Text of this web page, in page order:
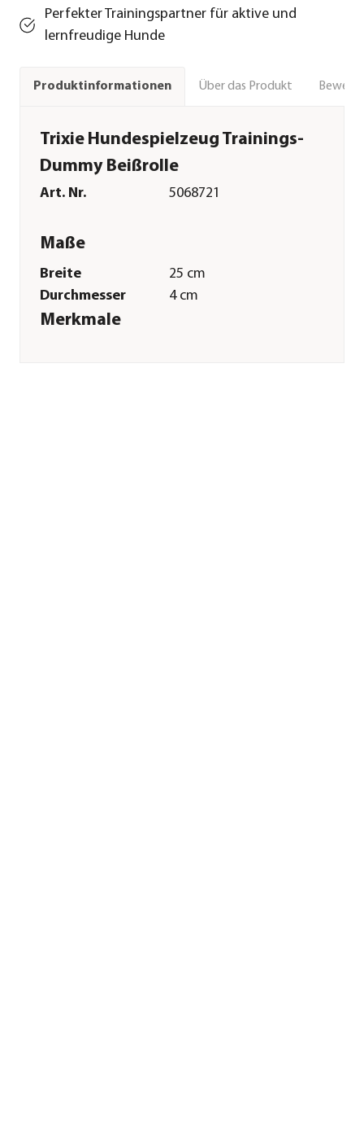
Perfekter Trainingspartner für aktive und
lernfreudige Hunde
Produktinformationen Über das Produkt
Trixie Hundespielzeug Trainings-
Dummy Beißrolle
Art. Nr. 5068721
Maße
Breite
25 cm
Durchmesser
4 cm
Merkmale